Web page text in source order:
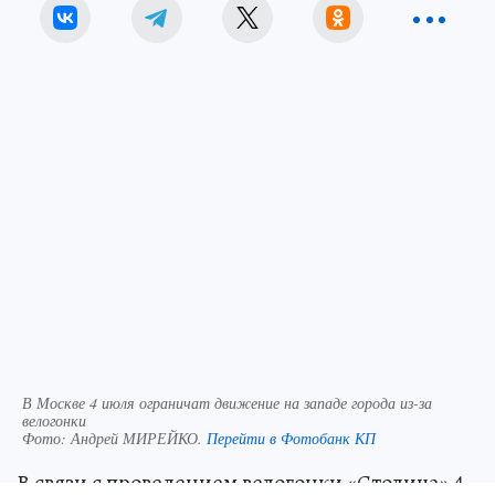
В Москве 4 июля ограничат движение на западе города из-за
велогонки
Фото:Андрей МИРЕЙКО. Перейти в Фотобанк КП
В связи с проведением велогонки «Столица» 4